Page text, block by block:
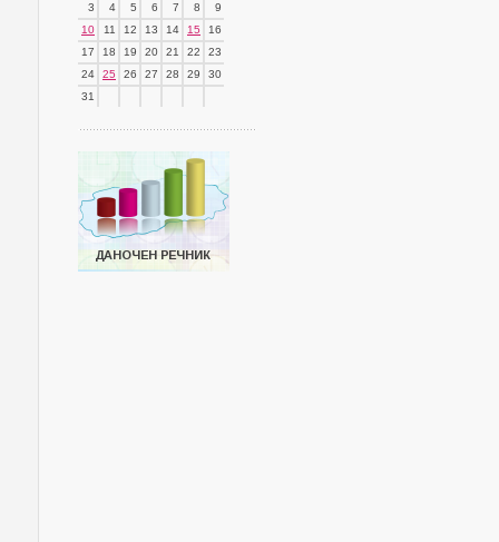
3
4 5 6 7 8
9
10
11 12 13 14 15
16
17
18 19 20 21 22
23
24
25 26 27 28 29
30
31